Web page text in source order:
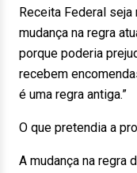
Receita Federal
mudança na regra
porque poderia
recebem
é uma regra antiga.”
O que pretendia a
A mudança na regra